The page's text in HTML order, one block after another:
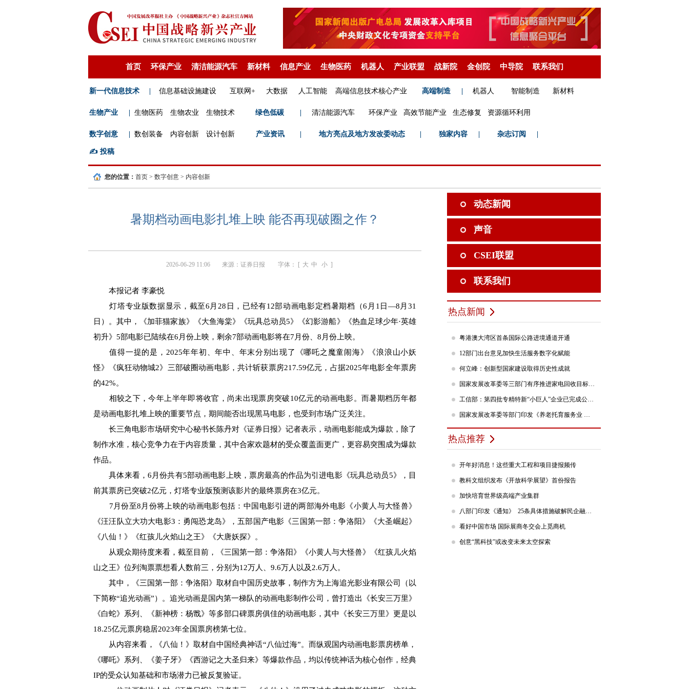
首页 环保产业 清洁能源汽车 新材料 信息产业 生物医药 机器人 产业联盟 战新院 金创院 中导院 联系我们
新一代信息技术 信息基础设施建设 互联网+ 大数据 人工智能 高端信息技术核心产业 高端制造 机器人 智能制造 新材料
生物产业 生物医药 生物农业 生物技术 绿色低碳 清洁能源汽车 环保产业 高效节能产业 生态修复 资源循环利用
数字创意 数创装备 内容创新 设计创新 产业资讯 地方亮点及地方发改委动态 独家内容 杂志订阅
✍️ 投稿
您的位置： 首页 > 数字创意 > 内容创新
暑期档动画电影扎堆上映 能否再现破圈之作？
2026-06-29 11:06 来源： 证券日报 字体： [ 大 中 小 ]
本报记者 李豪悦
灯塔专业版数据显示，截至6月28日，已经有12部动画电影定档暑期档（6月1日—8月31
日）。其中，《加菲猫家族》《大鱼海棠》《玩具总动员5》《幻影游船》《热血足球少年·英雄
初升》5部电影已陆续在6月份上映，剩余7部动画电影将在7月份、8月份上映。
值得一提的是，2025年年初、年中、年末分别出现了《哪吒之魔童闹海》《浪浪山小妖
怪》《疯狂动物城2》三部破圈动画电影，共计斩获票房217.59亿元，占据2025年电影全年票房
的42%。
相较之下，今年上半年即将收官，尚未出现票房突破10亿元的动画电影。而暑期档历年都
是动画电影扎堆上映的重要节点，期间能否出现黑马电影，也受到市场广泛关注。
长三角电影市场研究中心秘书长陈丹对《证券日报》记者表示，动画电影能成为爆款，除了
制作水准，核心竞争力在于内容质量，其中合家欢题材的受众覆盖面更广，更容易突围成为爆款
作品。
具体来看，6月份共有5部动画电影上映，票房最高的作品为引进电影《玩具总动员5》，目
前其票房已突破2亿元，灯塔专业版预测该影片的最终票房在3亿元。
7月份至8月份将上映的动画电影包括：中国电影引进的两部海外电影《小黄人与大怪兽》
《汪汪队立大功大电影3：勇闯恐龙岛》，五部国产电影《三国第一部：争洛阳》《大圣崛起》
《八仙！》《红孩儿火焰山之王》《大唐妖探》。
从观众期待度来看，截至目前，《三国第一部：争洛阳》《小黄人与大怪兽》《红孩儿火焰
山之王》位列淘票票想看人数前三，分别为12万人、9.6万人以及2.6万人。
其中，《三国第一部：争洛阳》取材自中国历史故事，制作方为上海追光影业有限公司（以
下简称“追光动画”）。追光动画是国内第一梯队的动画电影制作公司，曾打造出《长安三万里》
《白蛇》系列、《新神榜：杨戬》等多部口碑票房俱佳的动画电影，其中《长安三万里》更是以
18.25亿元票房稳居2023年全国票房榜第七位。
从内容来看，《八仙！》取材自中国经典神话“八仙过海”。而纵观国内动画电影票房榜单，
《哪吒》系列、《姜子牙》《西游记之大圣归来》等爆款作品，均以传统神话为核心创作，经典
IP的受众认知基础和市场潜力已被反复验证。
动态新闻
声音
CSEI联盟
联系我们
热点新闻
粤港澳大湾区首条国际公路进境通道开通
12部门出台意见加快生活服务数字化赋能
何立峰：创新型国家建设取得历史性成就
国家发展改革委等三部门有序推进家电回收目标责任制行动
工信部：第四批专精特新“小巨人”企业已完成公示，民营企业占84%
国家发展改革委等部门印发《养老托育服务业 纾困扶持若干政策措施》的通知
热点推荐
开年好消息！这些重大工程和项目捷报频传
教科文组织发布《开放科学展望》首份报告
加快培育世界级高端产业集群
八部门印发《通知》 25条具体措施破解民企融资难题
看好中国市场 国际展商冬交会上觅商机
创意“黑科技”或改变未来太空探索